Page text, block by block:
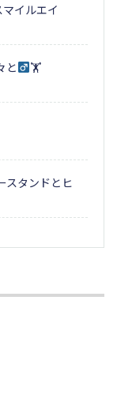
イルエイ
と‍ 🏋
スタンドとヒ